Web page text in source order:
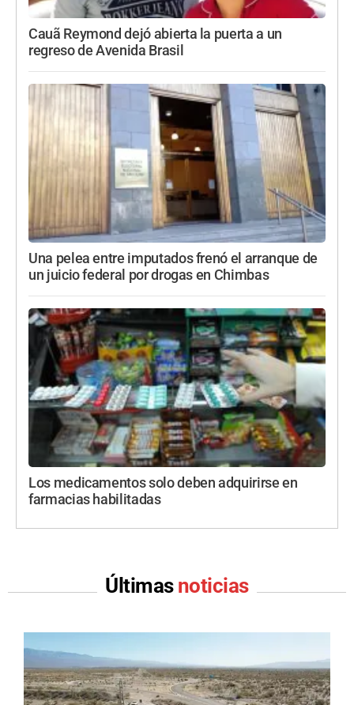
Cauã Reymond dejó abierta la puerta a un
regreso de Avenida Brasil
Una pelea entre imputados frenó el arranque de
un juicio federal por drogas en Chimbas
Los medicamentos solo deben adquirirse en
farmacias habilitadas
Últimas noticias